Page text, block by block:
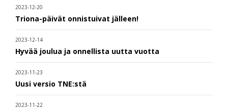
2023-12-20
Triona-päivät onnistuivat jälleen!
2023-12-14
Hyvää joulua ja onnellista uutta vuotta
2023-11-23
Uusi versio TNE:stä
2023-11-22